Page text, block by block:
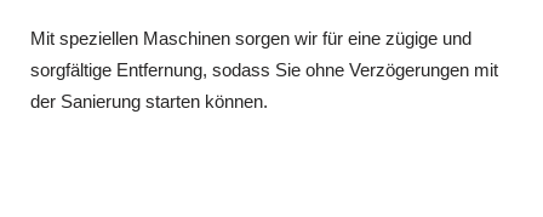
Mit speziellen Maschinen sorgen wir für eine zügige und
sorgfältige Entfernung, sodass Sie ohne Verzögerungen mit
der Sanierung starten können.